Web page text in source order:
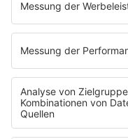
PROGRAMM
Mit den Waffeln einer
SERVICE
Empfang
barba radio App